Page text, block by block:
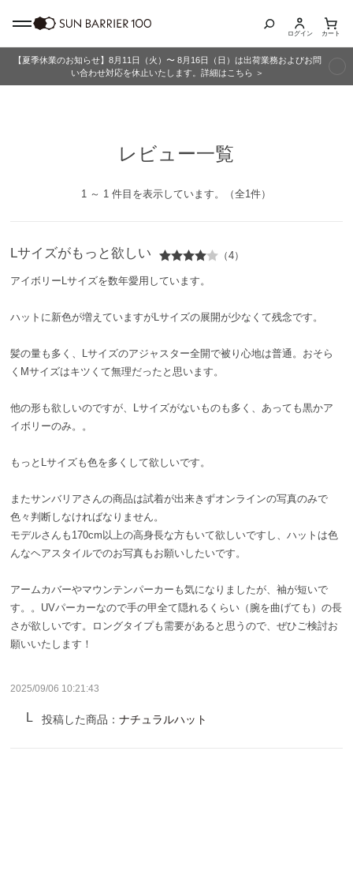
商品カテゴリ
メンズ
キッズ
サンバリア100について
サンバリア100について
ものづくり
よみもの
商品の違い
お客様の声
ログイン カート
【夏季休業のお知らせ】8月11日（火）〜 8月16日（日）は出荷業務およびお問
い合わせ対応を休止いたします。詳細はこちら ＞
レビュー一覧
1 ～ 1 件目を表示しています。（全1件）
Lサイズがもっと欲しい （4）
アイボリーLサイズを数年愛用しています。
ハットに新色が増えていますがLサイズの展開が少なくて残念です。
髪の量も多く、Lサイズのアジャスター全開で被り心地は普通。おそら
くMサイズはキツくて無理だったと思います。
他の形も欲しいのですが、Lサイズがないものも多く、あっても黒かア
イボリーのみ。。
もっとLサイズも色を多くして欲しいです。
またサンバリアさんの商品は試着が出来きずオンラインの写真のみで
色々判断しなければなりません。
モデルさんも170cm以上の高身長な方もいて欲しいですし、ハットは色
んなヘアスタイルでのお写真もお願いしたいです。
アームカバーやマウンテンパーカーも気になりましたが、袖が短いで
す。。UVパーカーなので手の甲全て隠れるくらい（腕を曲げても）の長
さが欲しいです。ロングタイプも需要があると思うので、ぜひご検討お
願いいたします！
2025/09/06 10:21:43
投稿した商品：ナチュラルハット